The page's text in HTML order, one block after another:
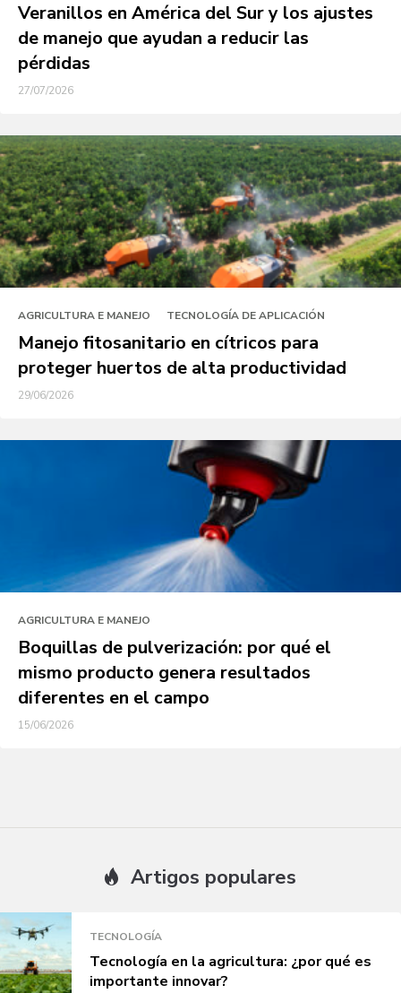
Veranillos en América del Sur y los ajustes
de manejo que ayudan a reducir las
pérdidas
27/07/2026
AGRICULTURA E MANEJO TECNOLOGÍA DE APLICACIÓN
Manejo fitosanitario en cítricos para
proteger huertos de alta productividad
29/06/2026
AGRICULTURA E MANEJO
Boquillas de pulverización: por qué el
mismo producto genera resultados
diferentes en el campo
15/06/2026
Artigos populares
TECNOLOGÍA
Tecnología en la agricultura: ¿por qué es
importante innovar?